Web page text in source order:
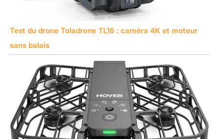
Test du drone Toladrone TL16 : caméra 4K et moteur
sans balais